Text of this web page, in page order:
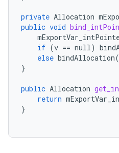
private Allocation
public void
if (v == null)
else bindAllocation(
}
public Allocation
return
}